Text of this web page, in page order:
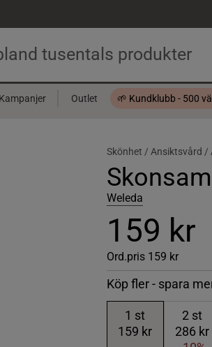
Kampanjer Outlet 🌱 Kundklubb - 500
Skönhet / Ansiktsvård /
Weleda
159 kr
Ord.pris 159 kr
Köp fler - spara
1 st
159 kr
2 st
286 kr